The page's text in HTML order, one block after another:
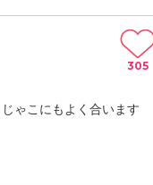
ゃこにもよく合います
305